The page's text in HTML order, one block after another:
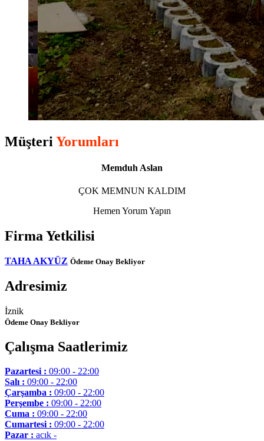
MüşteriYorumları
Memduh Aslan
ÇOK MEMNUN KALDIM
Hemen Yorum Yapın
Firma Yetkilisi
TAHA AKYÜZ Ödeme Onay Bekliyor
Adresimiz
İznik
Ödeme Onay Bekliyor
Çalışma Saatlerimiz
Pazartesi : 09:00 - 22:00
Salı : 09:00 - 22:00
Çarşamba : 09:00 - 22:00
Perşembe : 09:00 - 22:00
Cuma : 09:00 - 22:00
Cumartesi : 09:00 - 22:00
Pazar : acık -